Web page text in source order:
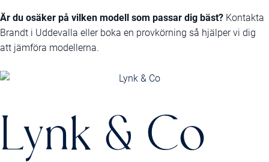
Är du osäker på vilken modell som passar dig bäst? Kontakta
Brandt i Uddevalla eller boka en provkörning så hjälper vi dig
att jämföra modellerna.
Lynk & Co